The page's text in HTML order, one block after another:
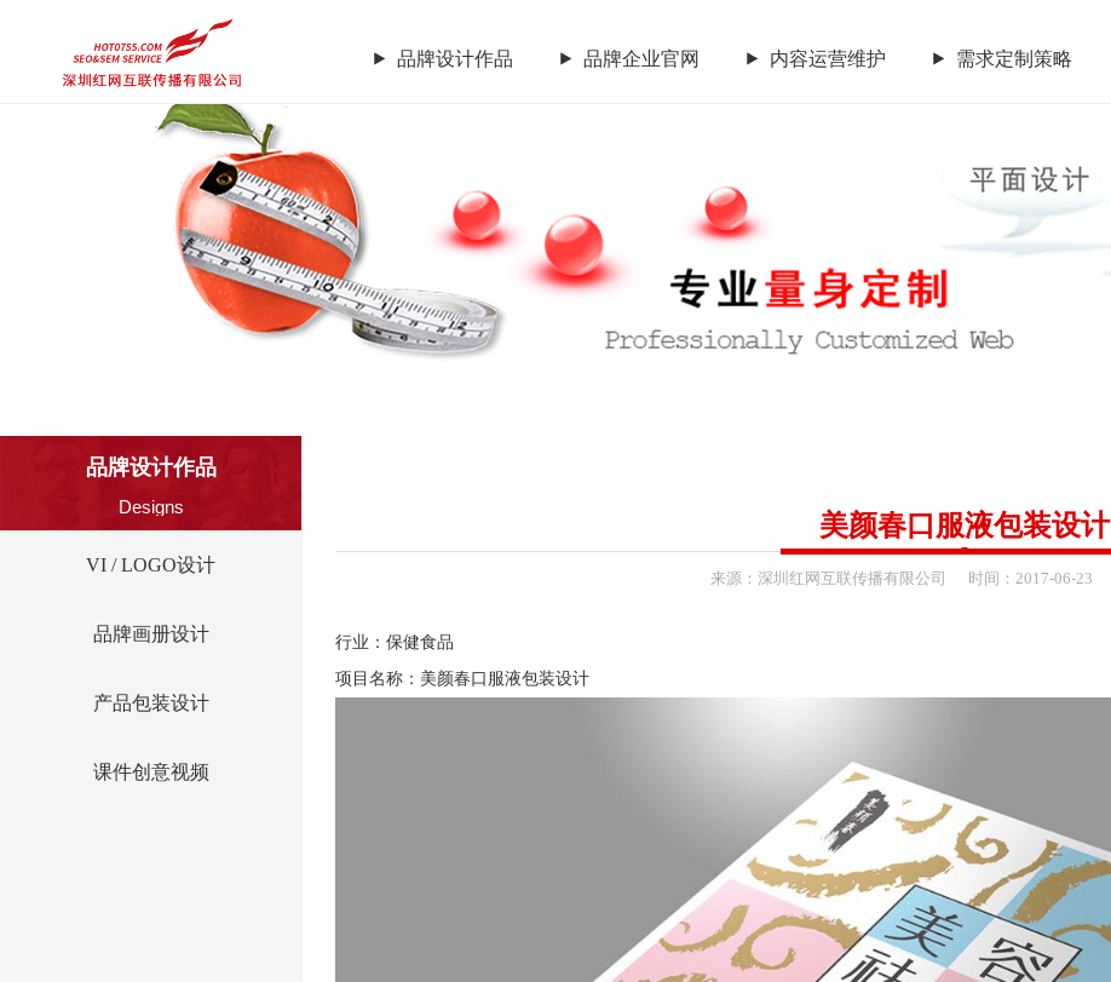
CGGEO：180 98979252
品牌企业官网 内容运营维护 需求定制策略
品牌设计作品 品牌企业官网 内容运营维护 需求定制策略
品牌设计作品
Designs
VI / LOGO设计
品牌画册设计
产品包装设计
课件创意视频
美颜春口服液包装设计
来源：深圳红网互联传播有限公司 时间：2017-06-23
行业：保健食品
项目名称：美颜春口服液包装设计